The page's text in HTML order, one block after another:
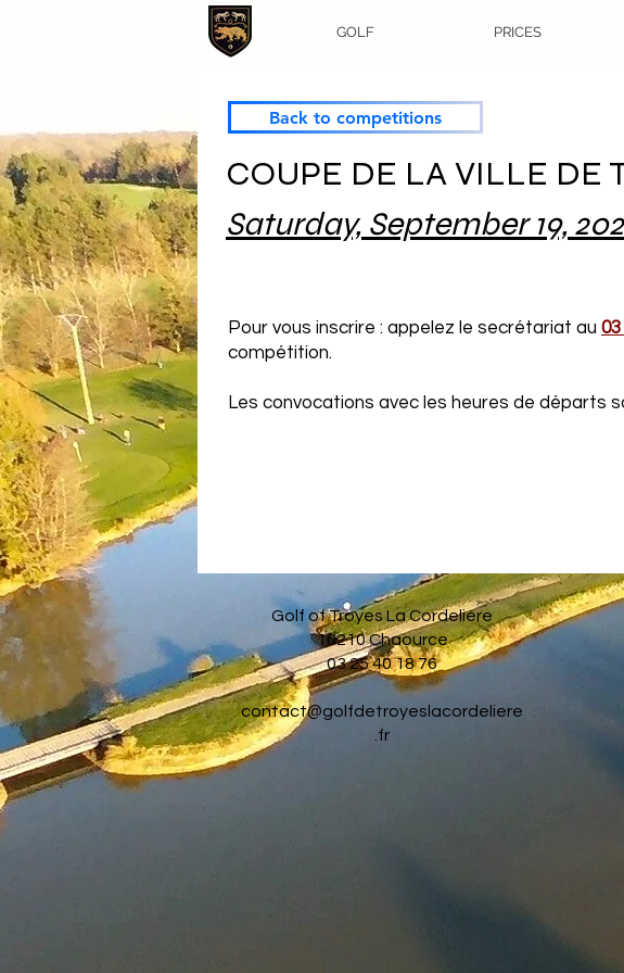
GOLF PRICES
Back to competitions
COUPE DE LA VILLE DE
Saturday, September 19,
Pour vous inscrire : appelez le secrétariat au 03
compétition.
Les convocations avec les heures de départs
Golf of Troyes La Cordelière
10210 Chaource
03 25 40 18 76
contact@golfdetroyeslacordeliere
.fr